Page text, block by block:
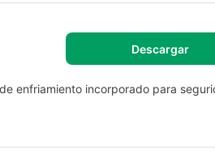
Descargar
enfriamiento incorporado para